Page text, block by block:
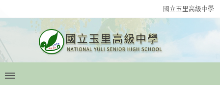
國立玉里高級中學